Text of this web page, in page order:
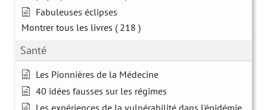
Fabuleuses éclipses
Montrer tous les livres ( 218 )
Santé
Les Pionnières de la Médecine
40 idées fausses sur les régimes
Les expériences de la vulnérabilité dans l'épidémie